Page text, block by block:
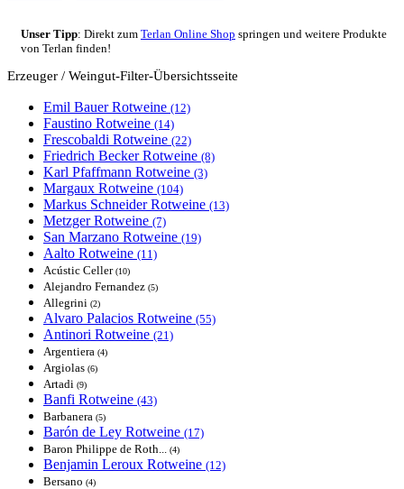
Unser Tipp: Direkt zum Terlan Online Shop springen und weitere Produkte
von Terlan finden!
Erzeuger / Weingut-Filter-Übersichtsseite
Emil BauerRotweine (12)
Faustino Rotweine (14)
Frescobaldi Rotweine (22)
Friedrich BeckerRotweine (8)
Karl Pfaffmann Rotweine (3)
Margaux Rotweine (104)
Markus SchneiderRotweine (13)
MetzgerRotweine (7)
San Marzano Rotweine (19)
Aalto Rotweine (11)
Acústic Celler(10)
Alejandro Fernandez (5)
Allegrini (2)
Alvaro Palacios Rotweine (55)
Antinori Rotweine (21)
Argentiera (4)
Argiolas (6)
Artadi (9)
Banfi Rotweine (43)
Barbanera (5)
Barón de Ley Rotweine (17)
Baron Philippe de Roth... (4)
Benjamin Leroux Rotweine (12)
Bersano (4)